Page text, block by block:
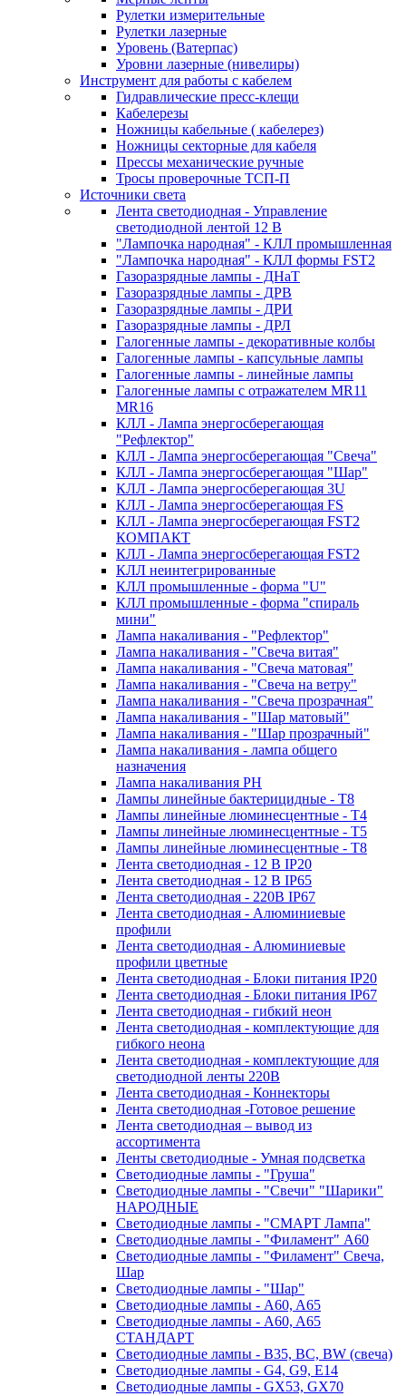
Рулетки измерительные
Рулетки лазерные
Уровень (Ватерпас)
Уровни лазерные (нивелиры)
Инструмент для работы с кабелем
Гидравлические пресс-клещи
Кабелерезы
Ножницы кабельные ( кабелерез)
Ножницы секторные для кабеля
Прессы механические ручные
Тросы проверочные ТСП-П
Источники света
Лента светодиодная - Управление
светодиодной лентой 12 В
"Лампочка народная" - КЛЛ промышленная
"Лампочка народная" - КЛЛ формы FST2
Газоразрядные лампы - ДНаТ
Газоразрядные лампы - ДРВ
Газоразрядные лампы - ДРИ
Газоразрядные лампы - ДРЛ
Галогенные лампы - декоративные колбы
Галогенные лампы - капсульные лампы
Галогенные лампы - линейные лампы
Галогенные лампы с отражателем MR11
MR16
КЛЛ - Лампа энергосберегающая
"Рефлектор"
КЛЛ - Лампа энергосберегающая "Свеча"
КЛЛ - Лампа энергосберегающая "Шар"
КЛЛ - Лампа энергосберегающая 3U
КЛЛ - Лампа энергосберегающая FS
КЛЛ - Лампа энергосберегающая FST2
КОМПАКТ
КЛЛ - Лампа энергосберегающая FSТ2
КЛЛ неинтегрированные
КЛЛ промышленные - форма "U"
КЛЛ промышленные - форма "спираль
мини"
Лампа накаливания - "Рефлектор"
Лампа накаливания - "Свеча витая"
Лампа накаливания - "Свеча матовая"
Лампа накаливания - "Свеча на ветру"
Лампа накаливания - "Свеча прозрачная"
Лампа накаливания - "Шар матовый"
Лампа накаливания - "Шар прозрачный"
Лампа накаливания - лампа общего
назначения
Лампа накаливания РН
Лампы линейные бактерицидные - Т8
Лампы линейные люминесцентные - Т4
Лампы линейные люминесцентные - Т5
Лампы линейные люминесцентные - Т8
Лента светодиодная - 12 В IP20
Лента светодиодная - 12 В IP65
Лента светодиодная - 220В IP67
Лента светодиодная - Алюминиевые
профили
Лента светодиодная - Алюминиевые
профили цветные
Лента светодиодная - Блоки питания IP20
Лента светодиодная - Блоки питания IP67
Лента светодиодная - гибкий неон
Лента светодиодная - комплектующие для
гибкого неона
Лента светодиодная - комплектующие для
светодиодной ленты 220В
Лента светодиодная - Коннекторы
Лента светодиодная -Готовое решение
Лента светодиодная – вывод из
ассортимента
Ленты светодиодные - Умная подсветка
Светодиодные лампы - "Груша"
Светодиодные лампы - "Свечи" "Шарики"
НАРОДНЫЕ
Светодиодные лампы - "СМАРТ Лампа"
Светодиодные лампы - "Филамент" A60
Светодиодные лампы - "Филамент" Свеча,
Шар
Светодиодные лампы - "Шар"
Светодиодные лампы - A60, A65
Светодиодные лампы - A60, A65
СТАНДАРТ
Светодиодные лампы - B35, BC, BW (свеча)
Светодиодные лампы - G4, G9, Е14
Светодиодные лампы - GX53, GX70